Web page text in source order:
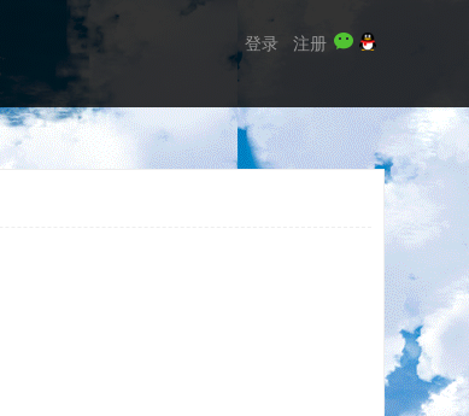
登录 注册